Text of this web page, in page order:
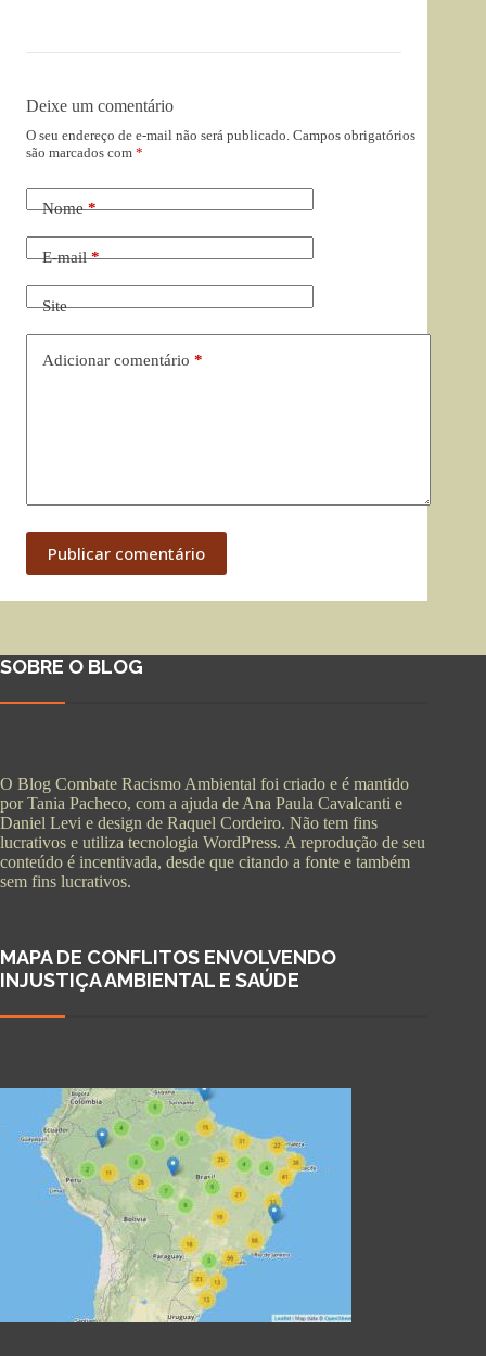
Deixe um comentário
O seu endereço de e-mail não será publicado. Campos obrigatórios
são marcados com *
Nome*
E-mail*
Site
Adicionar comentário *
Publicar comentário
SOBRE O BLOG
O Blog Combate Racismo Ambiental foi criado e é mantido
por Tania Pacheco, com a ajuda de Ana Paula Cavalcanti e
Daniel Levi e design de Raquel Cordeiro. Não tem fins
lucrativos e utiliza tecnologia WordPress. A reprodução de seu
conteúdo é incentivada, desde que citando a fonte e também
sem fins lucrativos.
MAPA DE CONFLITOS ENVOLVENDO
INJUSTIÇA AMBIENTAL E SAÚDE